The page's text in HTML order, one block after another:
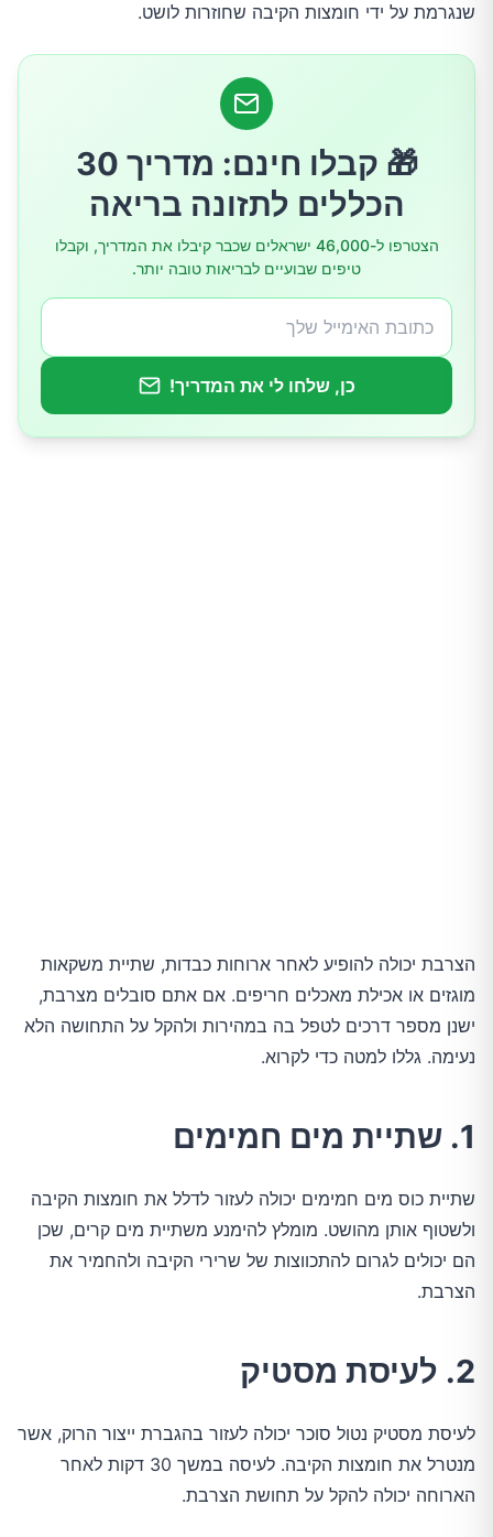
6. שינוי תנוחה
7. הימנעות ממאכלים מעוררי צרבת
8. אכילת ארוחות קטנות ותכופות
שנגרמת על ידי חומצות הקיבה שחוזרות לושט.
🎁 קבלו חינם: מדריך 30
הכללים לתזונה בריאה
הצטרפו ל-46,000 ישראלים שכבר קיבלו את המדריך, וקבלו
טיפים שבועיים לבריאות טובה יותר.
כן, שלחו לי את המדריך!
הצרבת יכולה להופיע לאחר ארוחות כבדות, שתיית משקאות
מוגזים או אכילת מאכלים חריפים. אם אתם סובלים מצרבת,
ישנן מספר דרכים לטפל בה במהירות ולהקל על התחושה הלא
נעימה. גללו למטה כדי לקרוא.
1. שתיית מים חמימים
שתיית כוס מים חמימים יכולה לעזור לדלל את חומצות הקיבה
ולשטוף אותן מהושט. מומלץ להימנע משתיית מים קרים, שכן
הם יכולים לגרום להתכווצות של שרירי הקיבה ולהחמיר את
הצרבת.
2. לעיסת מסטיק
לעיסת מסטיק נטול סוכר יכולה לעזור בהגברת ייצור הרוק, אשר
מנטרל את חומצות הקיבה. לעיסה במשך 30 דקות לאחר
הארוחה יכולה להקל על תחושת הצרבת.